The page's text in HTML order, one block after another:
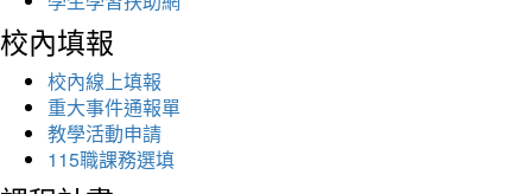
校內填報
校內線上填報
重大事件通報單
教學活動申請
115職課務選填